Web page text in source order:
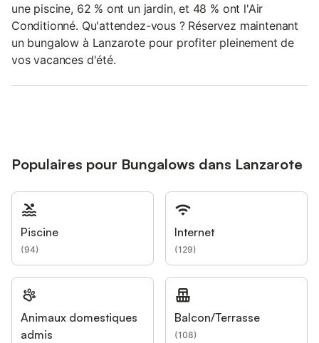
une piscine, 62 % ont un jardin, et 48 % ont l'Air
Conditionné. Qu'attendez-vous ? Réservez maintenant
un bungalow à Lanzarote pour profiter pleinement de
vos vacances d'été.
Populaires pour Bungalows dans Lanzarote
Piscine
(94)
Internet
(129)
Animaux domestiques
admis
Balcon/Terrasse
(108)